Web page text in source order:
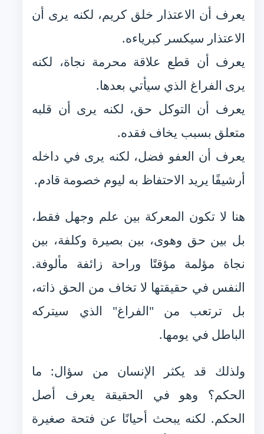
يعرف أن الاعتذار خلق كريم، لكنه يرى أن
الاعتذار سيكسر كبرياءه.
يعرف أن قطع علاقة محرمة نجاة، لكنه
يرى الفراغ الذي سيأتي بعدها.
يعرف أن التوكل حق، لكنه يرى أن قلبه
متعلق بسبب يخاف فقده.
يعرف أن العفو فضل، لكنه يرى في داخله
أرشيفًا يريد الاحتفاظ به ليوم خصومة قادم.
هنا لا تكون المعركة بين علم وجهل فقط،
بل بين حق وهوى، بين بصيرة وكلفة، بين
نجاة مؤلمة مؤقتًا وراحة زائفة مألوفة.
النفس في حقيقتها لا تخاف من الحق ذاته،
بل ترتعب من "الفراغ" الذي سيتركه
الباطل في يومها.
ولذلك قد يكثر الإنسان من سؤال: ما
الحكم؟ وهو في الحقيقة يعرف أصل
الحكم. لكنه يبحث أحيانًا عن فتحة صغيرة